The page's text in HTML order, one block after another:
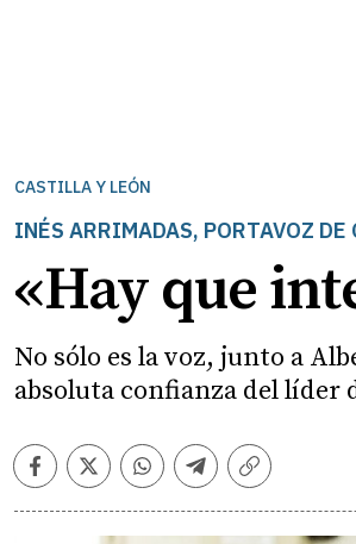
CASTILLA Y LEÓN
INÉS ARRIMADAS, PORTAVOZ DE
«Hay que
No sólo es la voz, junto a
absoluta confianza del líder
Facebook
TwitterWhatsapp
Telegram
Copiar